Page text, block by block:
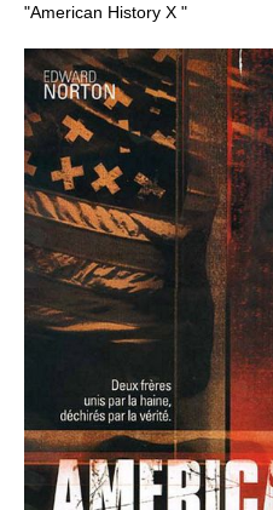
"American History X "